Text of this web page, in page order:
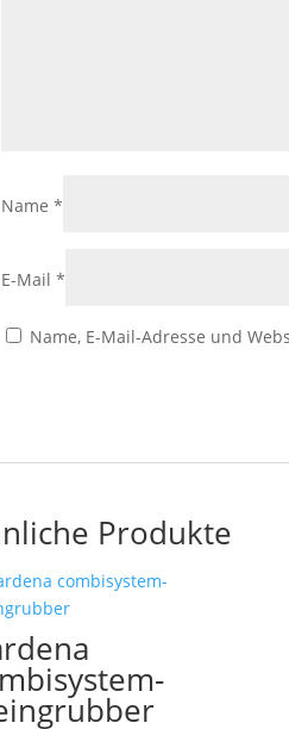
Name*
E-Mail*
Name, E-Mail-Adresse und
Produkte